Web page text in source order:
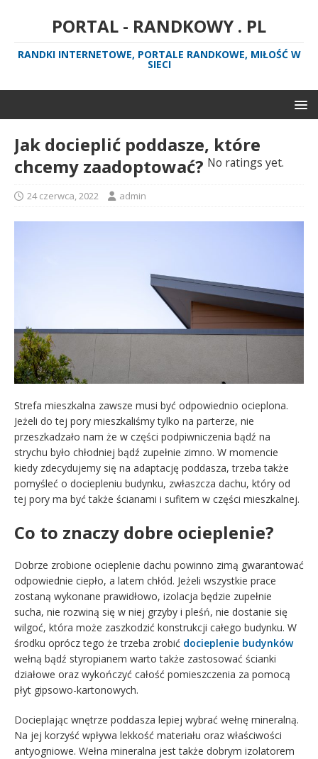
PORTAL - RANDKOWY . PL
RANDKI INTERNETOWE, PORTALE RANDKOWE, MIŁOŚĆ W
SIECI
Jak docieplić poddasze, które
chcemy zaadoptować? No ratings yet.
24 czerwca, 2022 admin
Strefa mieszkalna zawsze musi być odpowiednio ocieplona.
Jeżeli do tej pory mieszkaliśmy tylko na parterze, nie
przeszkadzało nam że w części podpiwniczenia bądź na
strychu było chłodniej bądź zupełnie zimno. W momencie
kiedy zdecydujemy się na adaptację poddasza, trzeba także
pomyśleć o dociepleniu budynku, zwłaszcza dachu, który od
tej pory ma być także ścianami i sufitem w części mieszkalnej.
Co to znaczy dobre ocieplenie?
Dobrze zrobione ocieplenie dachu powinno zimą gwarantować
odpowiednie ciepło, a latem chłód. Jeżeli wszystkie prace
zostaną wykonane prawidłowo, izolacja będzie zupełnie
sucha, nie rozwiną się w niej grzyby i pleśń, nie dostanie się
wilgoć, która może zaszkodzić konstrukcji całego budynku. W
środku oprócz tego że trzeba zrobić docieplenie budynków
wełną bądź styropianem warto także zastosować ścianki
działowe oraz wykończyć całość pomieszczenia za pomocą
płyt gipsowo-kartonowych.
Docieplając wnętrze poddasza lepiej wybrać wełnę mineralną.
Na jej korzyść wpływa lekkość materiału oraz właściwości
antyogniowe. Wełna mineralna jest także dobrym izolatorem